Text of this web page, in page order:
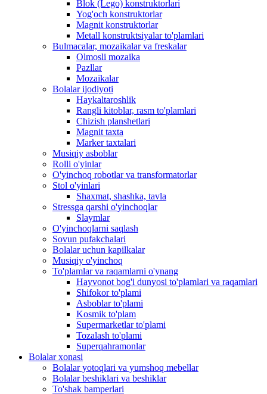
Blok (Lego) konstruktorlari
Yog'och konstruktorlar
Magnit konstruktorlar
Metall konstruktsiyalar to'plamlari
Bulmacalar, mozaikalar va freskalar
Olmosli mozaika
Pazllar
Mozaikalar
Bolalar ijodiyoti
Haykaltaroshlik
Rangli kitoblar, rasm to'plamlari
Chizish planshetlari
Magnit taxta
Marker taxtalari
Musiqiy asboblar
Rolli o'yinlar
O'yinchoq robotlar va transformatorlar
Stol o'yinlari
Shaxmat, shashka, tavla
Stressga qarshi o'yinchoqlar
Slaymlar
O'yinchoqlarni saqlash
Sovun pufakchalari
Bolalar uchun kapilkalar
Musiqiy o'yinchoq
To'plamlar va raqamlarni o'ynang
Hayvonot bog'i dunyosi to'plamlari va raqamlari
Shifokor to'plami
Asboblar to'plami
Kosmik to'plam
Supermarketlar to'plami
Tozalash to'plami
Superqahramonlar
Bolalar xonasi
Bolalar yotoqlari va yumshoq mebellar
Bolalar beshiklari va beshiklar
To'shak bamperlari